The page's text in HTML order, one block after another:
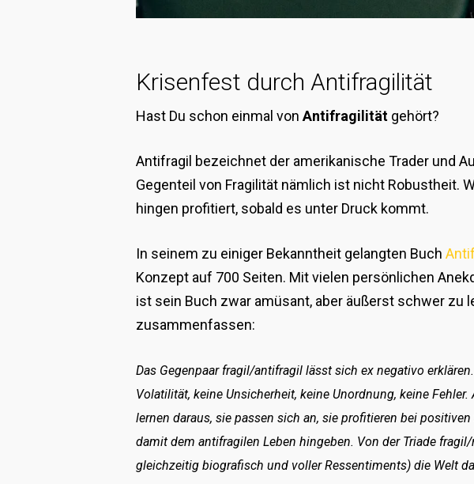
Krisenfest durch Antifragilität
Hast Du schon einmal vonAntifragilität gehört?
Antifragil bezeichnet der amerikanische Trader und
Gegenteil von Fragilität nämlich ist nicht Robustheit.
hingen profitiert, sobald es unter Druck kommt.
In seinem zu einiger Bekanntheit gelangten Buch
Konzept auf 700 Seiten. Mit vielen persönlichen
ist sein Buch zwar amüsant, aber äußerst schwer
zusammenfassen:
Das Gegenpaar fragil/antifragil lässt sich ex negativo
Volatilität, keine Unsicherheit, keine Unordnung, keine
lernen daraus, sie passen sich an, sie profitieren bei
damit dem antifragilen Leben hingeben. Von der Triade
gleichzeitig biografisch und voller Ressentiments) die Welt